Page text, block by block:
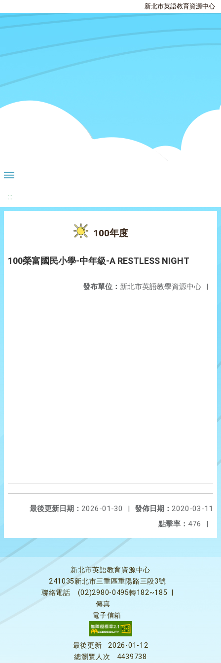
新北市英語教育資源中心
:::
100年度
100榮富國民小學-中年級-A RESTLESS NIGHT
發布單位： 新北市英語教學資源中心 |
發佈日期： 2020-03-11
最後更新日期： 2026-01-30
|
點擊率： 476 |
新北市英語教育資源中心
241035新北市三重區重陽路三段3號
聯絡電話
(02)2980-0495轉182~185
傳真
電子信箱
最後更新
2026-01-12
總瀏覽人次
4439738